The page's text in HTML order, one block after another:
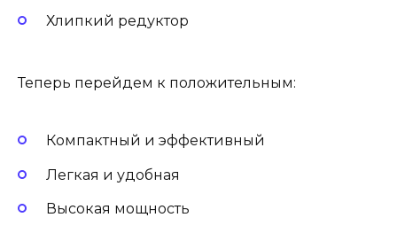
Хлипкий редуктор
Теперь перейдем к положительным:
Компактный и эффективный
Легкая и удобная
Высокая мощность